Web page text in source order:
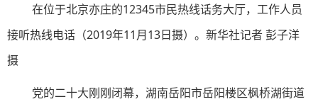
在位于北京亦庄的12345市民热线话务大厅，工作人员
接听热线电话（2019年11月13日摄）。新华社记者 彭子洋
摄
党的二十大刚刚闭幕，湖南岳阳市岳阳楼区枫桥湖街道